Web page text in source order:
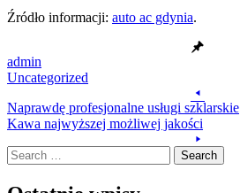
Źródło informacji: auto ac gdynia.
admin
Uncategorized
navigation
Naprawdę profesjonalne usługi szklarskie
Kawa najwyższej możliwej jakości
Search